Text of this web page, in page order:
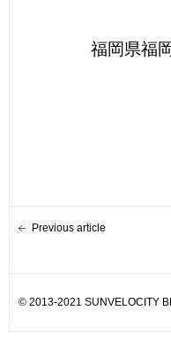
福岡県福
Previous article
© 2013-2021 SUNVELOCITY